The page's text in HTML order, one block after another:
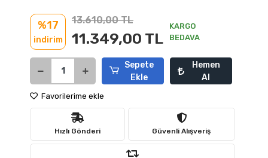
%17
indirim
13.610,00 TL
11.349,00 TL
KARGO
BEDAVA
Sepete
Ekle
Hemen
Al
Favorilerime ekle
Hızlı Gönderi Güvenli Alışveriş